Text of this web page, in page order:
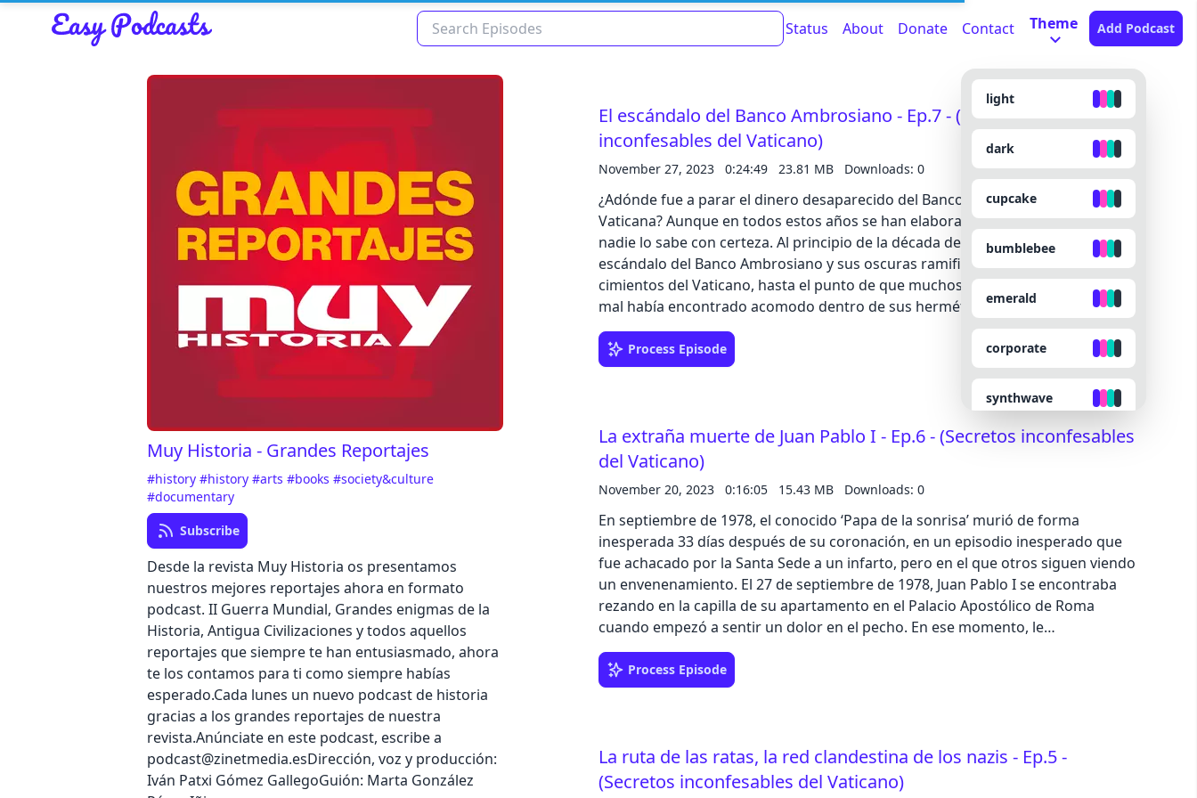
Read about our content policies
Cancel
Status About Donate Contact Theme
light
dark
cupcake
bumblebee
emerald
corporate
synthwave
retro
valentine
halloween
aqua
Add Podcast
Muy Historia - Grandes Reportajes
#history#history#arts#books#society&culture
#documentary
Subscribe
Desde la revista Muy Historia os presentamos
nuestros mejores reportajes ahora en formato
podcast. II Guerra Mundial, Grandes enigmas de la
Historia, Antigua Civilizaciones y todos aquellos
reportajes que siempre te han entusiasmado, ahora
te los contamos para ti como siempre habías
esperado.Cada lunes un nuevo podcast de historia
gracias a los grandes reportajes de nuestra
revista.Anúnciate en este podcast, escribe a
podcast@zinetmedia.esDirección, voz y producción:
Iván Patxi Gómez GallegoGuión: Marta González
El escándalo del Banco Ambrosiano - Ep.7 - (Secretos
inconfesables del Vaticano)
November 27, 2023 0:24:49 23.81 MB Downloads: 0
¿Adónde fue a parar el dinero desaparecido del Banco Ambrosiano y la Banca
Vaticana? Aunque en todos estos años se han elaborado diferentes teorías,
nadie lo sabe con certeza. Al principio de la década de los ochenta del siglo xx, el
escándalo del Banco Ambrosiano y sus oscuras ramificaciones sacudió los
cimientos del Vaticano, hasta el punto de que muchos católicos creyeron que el
mal había encontrado acomodo dentro de sus herméticos límites. Su
enmarañada trama es digna de una tragedia del Renacimiento. Utiliza el código
CIENCIADIGITAL y obtén tu descuento a la suscripción de Muy Interesante, sigue
con este link https://bit.ly/3TYwx9a Déjanos tu comentario en Ivoox o Spotify, o
sociales, puedes realizar una valoración de 5 estrellas en Apple Podcast o
Spotify. Texto: José Luis Hernández Garvi Dirección, locución y producción: Iván
Patxi Gómez Gallego Contacto de publicidad en podcast:
Process Episode
La extraña muerte de Juan Pablo I - Ep.6 - (Secretos inconfesables
del Vaticano)
November 20, 2023 0:16:05 15.43 MB Downloads: 0
En septiembre de 1978, el conocido ‘Papa de la sonrisa’ murió de forma
inesperada 33 días después de su coronación, en un episodio inesperado que
fue achacado por la Santa Sede a un infarto, pero en el que otros siguen viendo
un envenenamiento. El 27 de septiembre de 1978, Juan Pablo I se encontraba
rezando en la capilla de su apartamento en el Palacio Apostólico de Roma
cuando empezó a sentir un dolor en el pecho. En ese momento, le
acompañaban sus secretarios personales, el italiano Diego Lorenzi y el irlandés
John Magee, que insistieron en llamar a un médico para que le hiciera un
chequeo. El papa, sin embargo, no quiso darle importancia y se negó en
hay más que hablar. Asunto cerrado. No te pierdas esta intrigante historia sobre
el Vaticano. Utiliza el código CIENCIADIGITAL y obtén tu descuento a la
Process Episode
La ruta de las ratas, la red clandestina de los nazis - Ep.5 -
(Secretos inconfesables del Vaticano)